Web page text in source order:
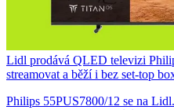
Lidl prodává QLED televizi
streamovat a běží i bez set-top
Philips 55PUS7800/12 se na